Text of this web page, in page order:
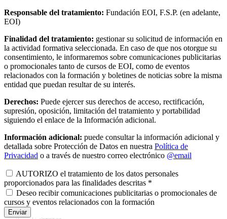
Responsable del tratamiento: Fundación EOI, F.S.P. (en adelante,
EOI)
Finalidad del tratamiento: gestionar su solicitud de información en
la actividad formativa seleccionada. En caso de que nos otorgue su
consentimiento, le informaremos sobre comunicaciones publicitarias
o promocionales tanto de cursos de EOI, como de eventos
relacionados con la formación y boletines de noticias sobre la misma
entidad que puedan resultar de su interés.
Derechos: Puede ejercer sus derechos de acceso, rectificación,
supresión, oposición, limitación del tratamiento y portabilidad
siguiendo el enlace de la Información adicional.
Información adicional: puede consultar la información adicional y
detallada sobre Protección de Datos en nuestra Política de
Privacidad o a través de nuestro correo electrónico @email
AUTORIZO el tratamiento de los datos personales
proporcionados para las finalidades descritas *
Deseo recibir comunicaciones publicitarias o promocionales de
cursos y eventos relacionados con la formación